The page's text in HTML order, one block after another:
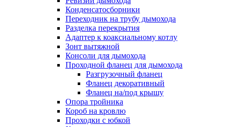
Конденсатосборники
Переходник на трубу дымохода
Разделка перекрытия
Адаптер к коаксиальному котлу
Зонт вытяжной
Консоли для дымохода
Проходной фланец для дымохода
Разгрузочный фланец
Фланец декоративный
Фланец на/под крышу
Опора тройника
Короб на кровлю
Проходки с юбкой